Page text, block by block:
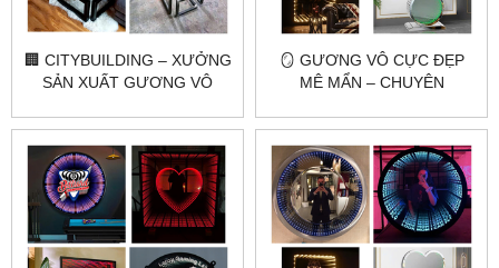
🏢 CITYBUILDING – XƯỞNG
SẢN XUẤT GƯƠNG VÔ
🪞 GƯƠNG VÔ CỰC ĐẸP
MÊ MẨN – CHUYÊN
GƯƠNG TRANG ĐIỂM,
GƯƠNG NHÀ TẮM